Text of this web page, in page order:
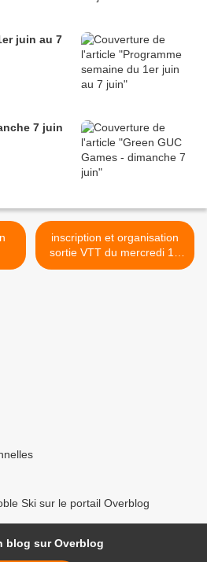
juin au 7
7 juin
inscription et organisation
sortie VTT du mercredi 12
juin à saint nizier ( >
Ski sur le portail Overblog
blog sur Overblog